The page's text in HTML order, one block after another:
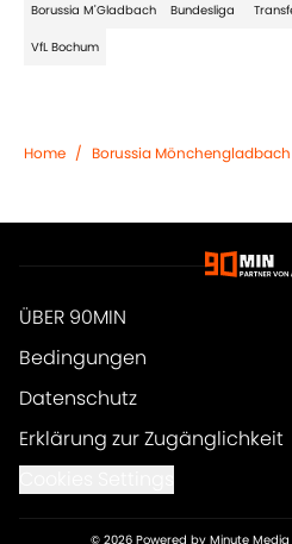
Borussia M'Gladbach Bundesliga
VfL Bochum
Home / Borussia Mönchengladbach
ÜBER 90MIN
Bedingungen
Datenschutz
Erklärung zur Zugänglichkeit
© 2026 Powered by Minute Media